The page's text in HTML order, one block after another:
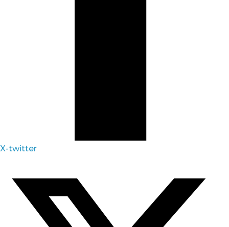
X-twitter